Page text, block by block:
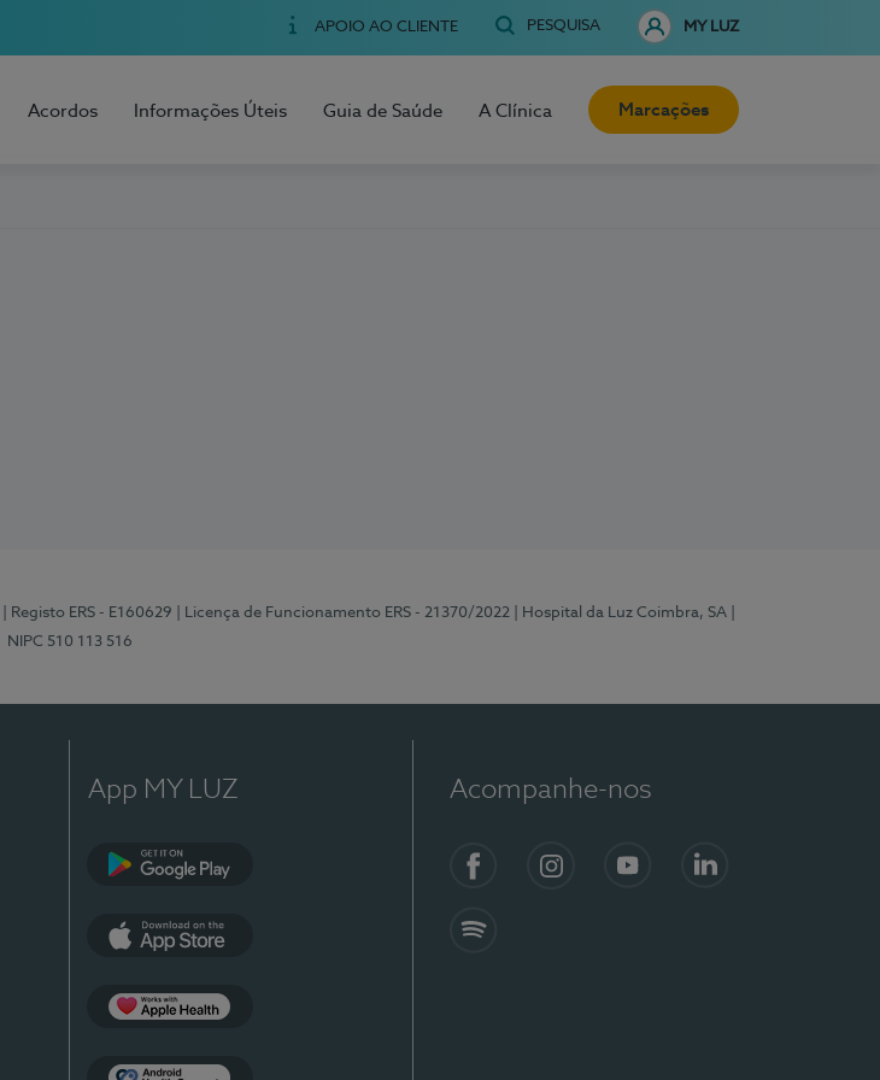
APOIO AO CLIENTE PESQUISA MY LUZ
Acordos Informações Úteis Guia de Saúde A Clínica Marcações
| Registo ERS - E160629 | Licença de Funcionamento ERS - 21370/2022 | Hospital da Luz Coimbra, SA
NIPC 510 113 516
App MY LUZ Acompanhe-nos